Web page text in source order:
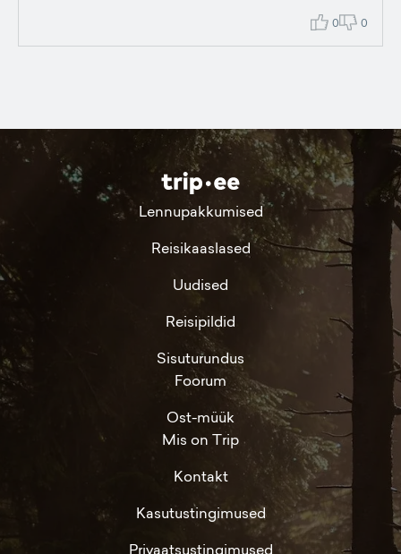
0 0
Lennupakkumised
Reisikaaslased
Uudised
Reisipildid
Sisuturundus
Foorum
Ost-müük
Mis on Trip
Kontakt
Kasutustingimused
Privaatsustingimused